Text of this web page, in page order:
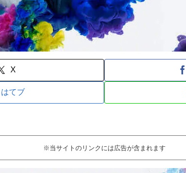
X
はてブ
※当サイトのリンクには広告が含まれます